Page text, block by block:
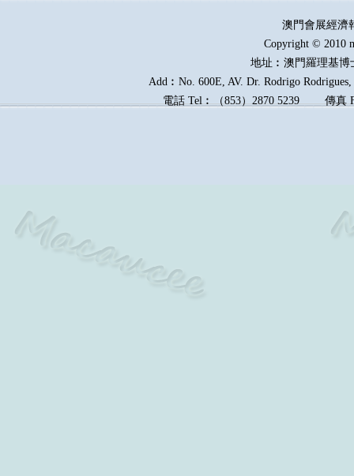
澳門會展經
Copyright © 2010
地址︰澳門羅理基博
Add︰No. 600E, AV. Dr. Rodrigo
電話 Tel︰（853）2870 5239傳真